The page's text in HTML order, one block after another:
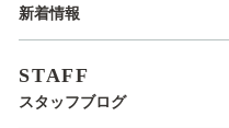
新着情報
STAFF
スタッフブログ